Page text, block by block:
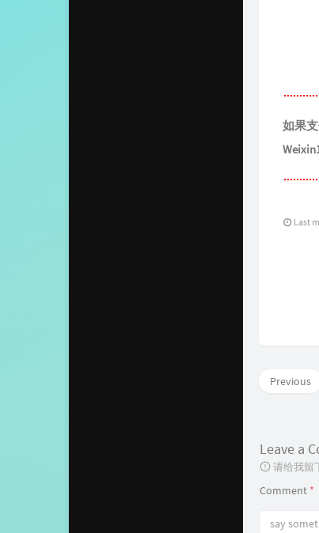
如果
Last
Previous
Leave a
请给我留
Comment *